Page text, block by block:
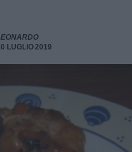
LUGLIO 2019